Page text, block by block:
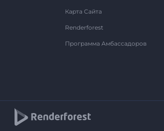
Карта Сайта
Renderforest
Программа Амбассадоров